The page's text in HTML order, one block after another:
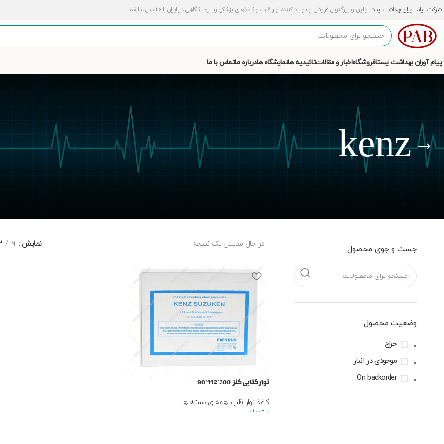
شرکت پیام آوران بهداشت ایستا اولین و بزرگترین فروش و تولید کننده نوار قلب و کاغذهای پزشکی و آزمایشگاهی در ایران با 20 سال سابقه
پیام آوران بهداشت ایستافروشگاهاخبار و مقالاتتائیدیه هانمایشگاه هادرباره ماتماس با ما
kenz
جست و جوی محصول
وضعیت محصول
حراج
موجودی در انبار
On backorder
در حال نمایش یک نتیجه نمایش 9
نوار کتابی کنز 300*112*90
کاغذ نوار قلب,همه ی دسته ها
0 تومان